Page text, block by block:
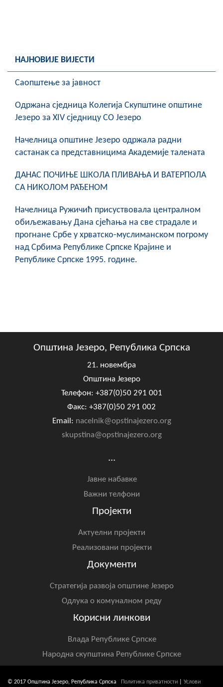
НАЈНОВИЈЕ ВИЈЕСТИ
Саопштење за јавност
Oдржана сједница Колегија Скупштине општине
Језеро за XIV сједницу СО Језеро
Начелница општине Језеро одржала радни
састанак са представницима Академије талената
ДАНАС ПОЧИЊЕ ШКОЛА ПЛИВАЊА И ВАТЕРПОЛА
СА НИКОЛОМ РАЂЕНОМ
Начелница Ружичић присуствовала централном
обиљежавању Дана сјећања на све страдале и
прогнане Србе у хрватско-муслиманском погрому
над Србима Републике Српске Крајине и
Републике Српске 1995. године.
Општина Језеро, Република Српска
21. новембра
Општина Језеро
Телефон: +387(0)50 291 001
Факс: +387(0)50 291 002
Email: nacelnik@opstinajezero.org
skupstina@opstinajezero.org
...
Јавне набавке
Важни телфони
Пројекти
Актуелни пројекти
Реализовани пројекти
Документи
Стратегија развоја општине Језеро
Одлука о комуналном реду
Корисни линкови
Влада Републике Српске
Народна скупштина Републике Српске
© 2017 Општина Језеро, Република Српска Политика приватности Услови